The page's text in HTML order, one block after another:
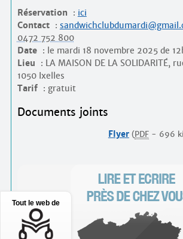
Réservation : ici
Contact :
0472 752 800
Date : le mardi 18 novembre 2025 de
Lieu
: LA MAISON DE LA SOLIDARITÉ,
1050 Ixelles
Tarif : gratuit
Documents joints
Flyer ( PDF- 696
Tout le web de